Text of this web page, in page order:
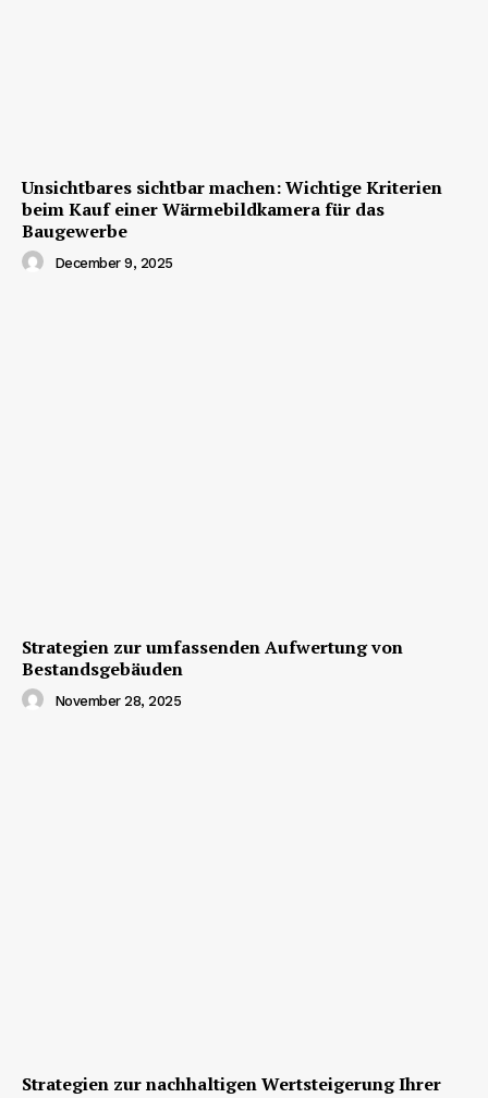
Unsichtbares sichtbar machen: Wichtige Kriterien
beim Kauf einer Wärmebildkamera für das
Baugewerbe
December 9, 2025
Strategien zur umfassenden Aufwertung von
Bestandsgebäuden
November 28, 2025
Strategien zur nachhaltigen Wertsteigerung Ihrer